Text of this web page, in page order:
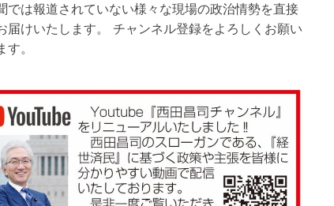
では報道されていない様々な現場の政治情勢を直接
届けいたします。 チャンネル登録をよろしくお願い
。